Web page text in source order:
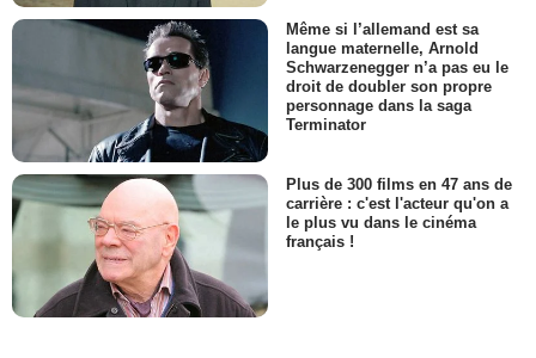
Même si l’allemand est sa
langue maternelle, Arnold
Schwarzenegger n’a pas eu le
droit de doubler son propre
personnage dans la saga
Terminator
Plus de 300 films en 47 ans de
carrière : c'est l'acteur qu'on a
le plus vu dans le cinéma
français !